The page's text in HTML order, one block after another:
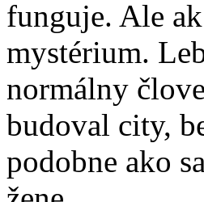
funguje. Ale
mystérium.
normálny
budoval city,
podobne ako